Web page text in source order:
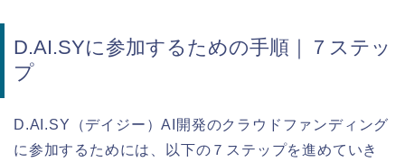
D.AI.SYに参加するための手順｜７ステッ
プ
D.AI.SY（デイジー）AI開発のクラウドファンディング
に参加するためには、以下の７ステップを進めていき